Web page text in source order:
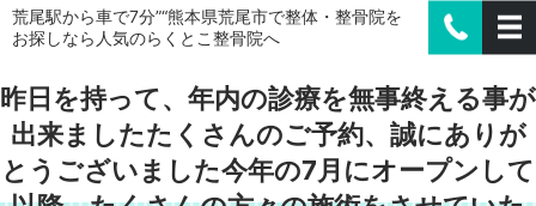
荒尾駅から車で7分”“熊本県荒尾市で整体・整骨院を
お探しなら人気のらくとこ整骨院へ
昨日を持って、年内の診療を無事終える事が
出来ましたたくさんのご予約、誠にありが
とうございました今年の7月にオープンして